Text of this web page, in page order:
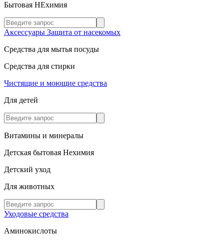
Бытовая НЕхимия
Аксессуары Защита от насекомых
Средства для мытья посуды
Средства для стирки
Чистящие и моющие средства
Для детей
Витамины и минералы
Детская бытовая Нехимия
Детский уход
Для животных
Уходовые средства
Аминокислоты